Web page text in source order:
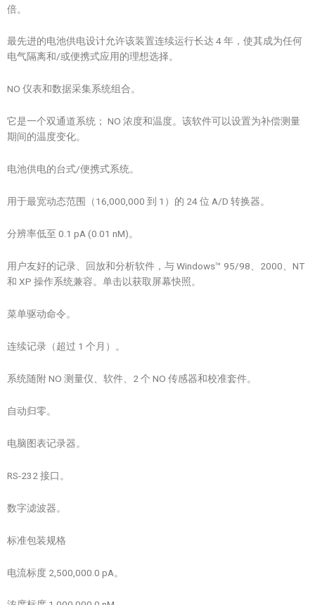
倍。
最先进的电池供电设计允许该装置连续运行长达 4 年，使其成为任何
电气隔离和/或便携式应用的理想选择。
NO 仪表和数据采集系统组合。
它是一个双通道系统； NO 浓度和温度。该软件可以设置为补偿测量
期间的温度变化。
电池供电的台式/便携式系统。
用于最宽动态范围（16,000,000 到 1）的 24 位 A/D 转换器。
分辨率低至 0.1 pA (0.01 nM)。
用户友好的记录、回放和分析软件，与 Windows™ 95/98、2000、NT
和 XP 操作系统兼容。单击以获取屏幕快照。
菜单驱动命令。
连续记录（超过 1 个月）。
系统随附 NO 测量仪、软件、2 个 NO 传感器和校准套件。
自动归零。
电脑图表记录器。
RS-232 接口。
数字滤波器。
标准包装规格
电流标度 2,500,000.0 pA。